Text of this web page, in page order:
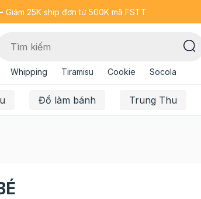
Giảm 25K ship đơn từ 500K mã FSTT
Whipping Tiramisu Cookie Socola
Đồ làm bánh Trung Thu